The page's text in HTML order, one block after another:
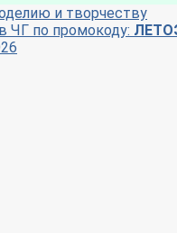
и творчеству
в ЧГ по промокоду: